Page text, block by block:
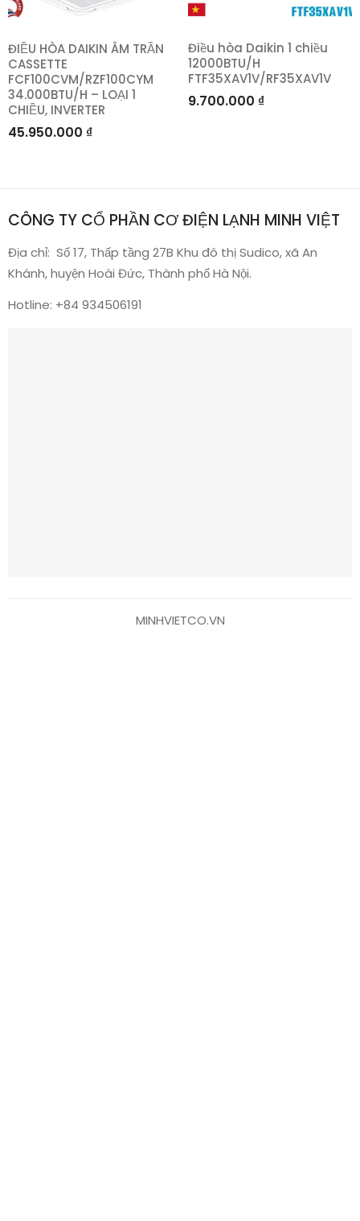
ĐIỀU HÒA DAIKIN ÂM TRẦN
CASSETTE
FCF100CVM/RZF100CYM
34.000BTU/H – LOẠI 1
CHIỀU, INVERTER
45.950.000 ₫
Điều hòa Daikin 1 chiều
12000BTU/H
FTF35XAV1V/RF35XAV1V
9.700.000 ₫
CÔNG TY CỔ PHẦN CƠ ĐIỆN LẠNH MINH VIỆT
Địa chỉ: Số 17, Thấp tầng 27B Khu đô thị Sudico, xã An
Khánh, huyện Hoài Đức, Thành phố Hà Nội.
Hotline: +84 934506191
MINHVIETCO.VN